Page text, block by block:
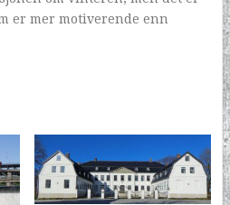
er mer motiverende enn